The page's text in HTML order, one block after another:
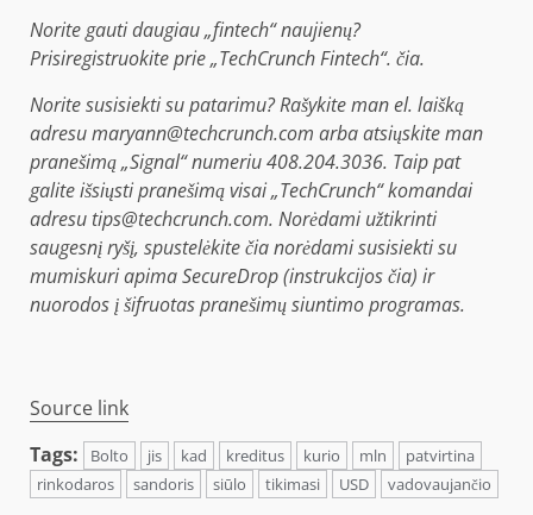
Norite gauti daugiau „fintech“ naujienų?
Prisiregistruokite prie „TechCrunch Fintech“. čia.
Norite susisiekti su patarimu? Rašykite man el. laišką
adresu maryann@techcrunch.com arba atsiųskite man
pranešimą „Signal“ numeriu 408.204.3036. Taip pat
galite išsiųsti pranešimą visai „TechCrunch“ komandai
adresu tips@techcrunch.com. Norėdami užtikrinti
saugesnį ryšį, spustelėkite čia norėdami susisiekti su
mumiskuri apima SecureDrop (instrukcijos čia) ir
nuorodos į šifruotas pranešimų siuntimo programas.
Source link
Tags:
Bolto jis kad kreditus kurio mln
patvirtina
rinkodaros
sandoris siūlo tikimasi USD vadovaujančio